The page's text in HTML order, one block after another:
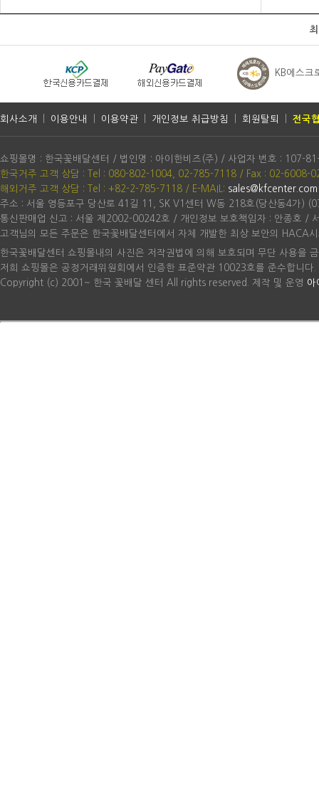
KB에스크
회사소개 이용안내 이용약관 개인정보 취급방침 회원탈퇴 전국
쇼핑몰명 : 한국꽃배달센터 / 법인명 : 아이한비즈(주) / 사업자 번호 : 107-
한국거주 고객 상담 : Tel : 080-802-1004, 02-785-7118 / Fax : 02-6008-
해외거주 고객 상담 : Tel : +82-2-785-7118 / E-MAIL: sales@kfcenter.com
주소 : 서울 영등포구 당산로 41길 11, SK V1센터 W동 218호(당산동4가)
통신판매업 신고 : 서울 제2002-00242호 / 개인정보 보호책임자 : 안종호 /
고객님의 모든 주문은 한국꽃배달센터에서 자체 개발한 최상 보안의 HACA
한국꽃배달센터 쇼핑몰내의 사진은 저작권법에 의해 보호되며 무단 사용을
저희 쇼핑몰은 공정거래위원회에서 인증한 표준약관 10023호를 준수합니다.
Copyright (c) 2001~ 한국 꽃배달 센터 All rights reserved. 제작 및 운영 아